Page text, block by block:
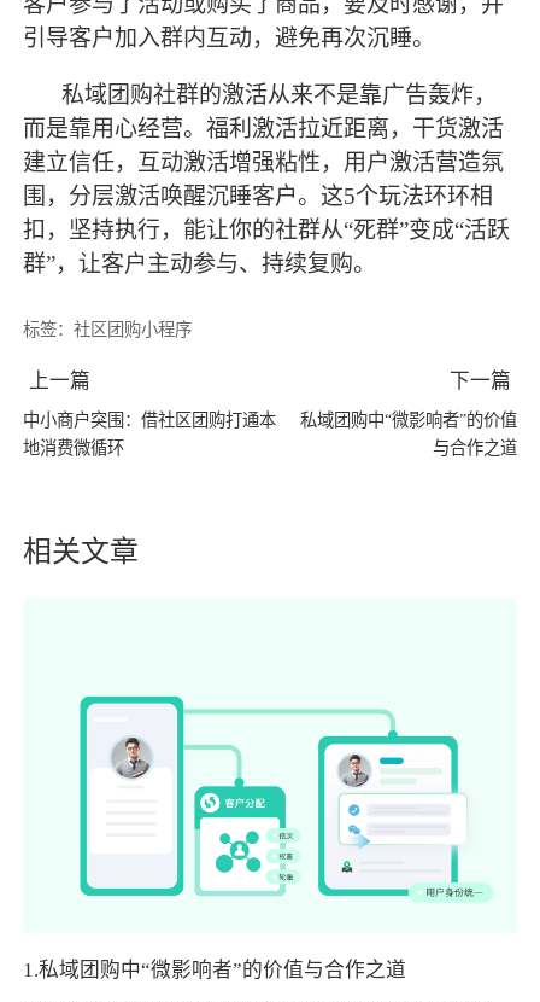
引导客户加入群内互动，避免再次沉睡。
私域团购社群的激活从来不是靠广告轰炸，
而是靠用心经营。福利激活拉近距离，干货激活
建立信任，互动激活增强粘性，用户激活营造氛
围，分层激活唤醒沉睡客户。这5个玩法环环相
扣，坚持执行，能让你的社群从“死群”变成“活跃
群”，让客户主动参与、持续复购。
标签：社区团购小程序
上一篇
中小商户突围：借社区团购打通本
地消费微循环
下一篇
私域团购中“微影响者”的价值
与合作之道
相关文章
1.私域团购中“微影响者”的价值与合作之道